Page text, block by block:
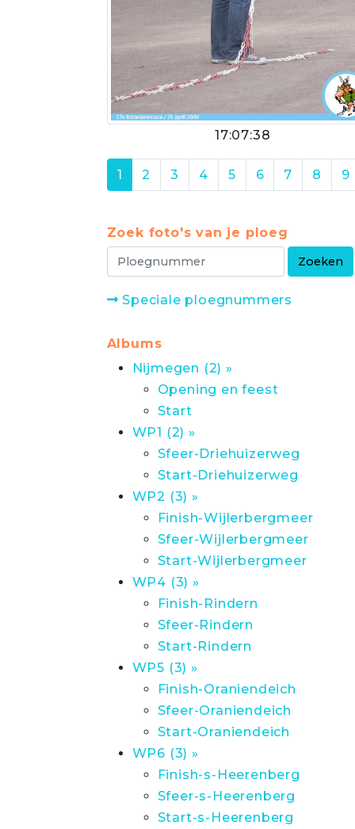
17:07:38
1 2 3 4 5 6 7 8 9
Zoek foto's van je ploeg
Speciale ploegnummers
Albums
Nijmegen (2) »
Opening en feest
Start
WP1 (2) »
Sfeer-Driehuizerweg
Start-Driehuizerweg
WP2 (3) »
Finish-Wijlerbergmeer
Sfeer-Wijlerbergmeer
Start-Wijlerbergmeer
WP4 (3) »
Finish-Rindern
Sfeer-Rindern
Start-Rindern
WP5 (3) »
Finish-Oraniendeich
Sfeer-Oraniendeich
Start-Oraniendeich
WP6 (3) »
Finish-s-Heerenberg
Sfeer-s-Heerenberg
Start-s-Heerenberg